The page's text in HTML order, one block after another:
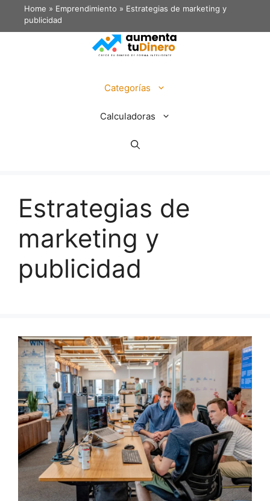
Home » Emprendimiento » Estrategias de marketing y
publicidad
Categorías
Calculadoras
Estrategias de
marketing y
publicidad